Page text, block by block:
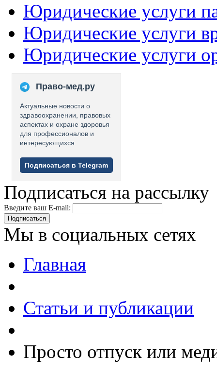
Юридические услуги
Юридические услуги
Юридические услуги
Право-мед.ру
Актуальные новости о
здравоохранении, правовых
аспектах и охране здоровья
для профессионалов и
интересующихся
Подписаться в Telegram
Подписаться на рассылку
Введите ваш E-mail:
Подписаться
Мы в социальных сетях
Главная
Статьи и публикации
Просто отпуск или